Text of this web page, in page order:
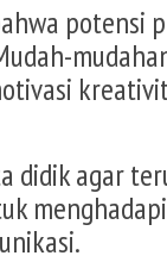
potensi
didik agar